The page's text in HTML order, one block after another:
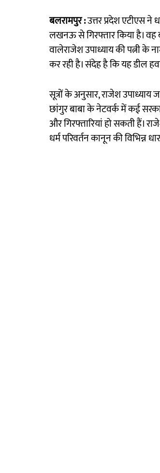
बलरामपुर :उत्तर प्रदेश एटीएस ने
लखनऊ से गिरफ्तार किया है। वह
वालेराजेश उपाध्याय की पत्नी
कर रही है। संदेह है कि यह डील
सूत्रों के अनुसार, राजेश
छांगुर बाबा के नेटवर्क में कई
और गिरफ्तारियां हो सकती हैं।
धर्म परिवर्तन कानून की विभिन्न